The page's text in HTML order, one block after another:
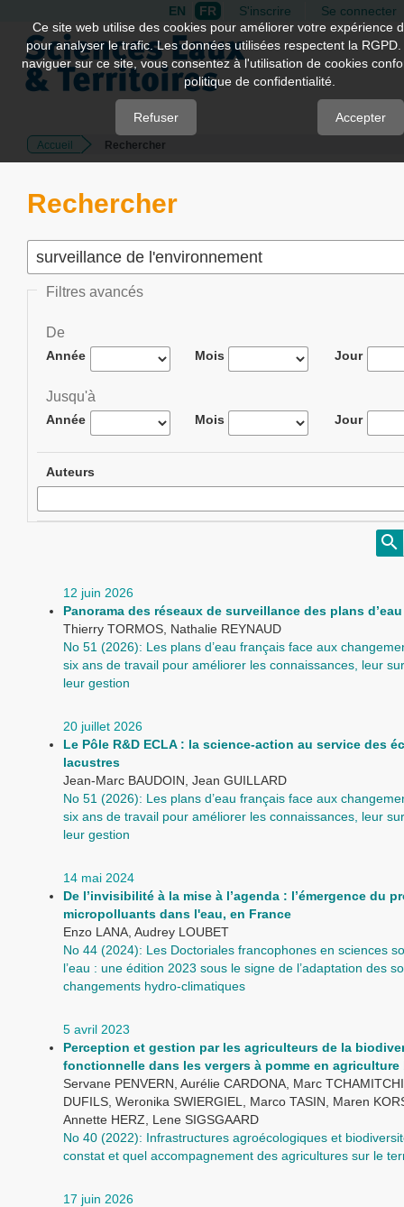
Quick
jump
page
Main
Content
EN FR S'inscrire Se connecter
Accueil Rechercher
Rechercher
Filtres avancés
De
Année Mois Jour
Jusqu'à
Année Mois Jour
Auteurs
12 juin 2026
Panorama des réseaux de surveillance des plans
Thierry TORMOS, Nathalie REYNAUD
No 51 (2026): Les plans d’eau français face aux
six ans de travail pour améliorer les connaissances, leur
leur gestion
20 juillet 2026
Le Pôle R&D ECLA : la science-action au service des
lacustres
Jean-Marc BAUDOIN, Jean GUILLARD
No 51 (2026): Les plans d’eau français face aux
six ans de travail pour améliorer les connaissances, leur
leur gestion
14 mai 2024
De l’invisibilité à la mise à l’agenda : l’émergence du
micropolluants dans l'eau, en France
Enzo LANA, Audrey LOUBET
No 44 (2024): Les Doctoriales francophones en sciences
l’eau : une édition 2023 sous le signe de l’adaptation des
changements hydro-climatiques
5 avril 2023
Perception et gestion par les agriculteurs de la
fonctionnelle dans les vergers à pomme en
Servane PENVERN, Aurélie CARDONA, Marc
DUFILS, Weronika SWIERGIEL, Marco TASIN, Maren
Annette HERZ, Lene SIGSGAARD
No 40 (2022): Infrastructures agroécologiques et
constat et quel accompagnement des agricultures sur le
17 juin 2026
Ce site web utilise des cookies pour améliorer votre expérience
pour analyser le trafic. Les données utilisées respectent la
naviguer sur ce site, vous consentez à l'utilisation de cookies
politique de confidentialité.
Refuser Accepter